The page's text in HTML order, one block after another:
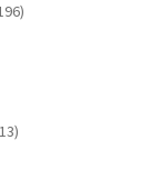
izdelkov
izdelkov